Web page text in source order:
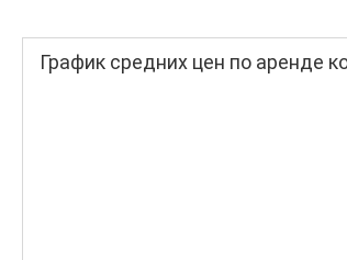
График средних цен по аренде